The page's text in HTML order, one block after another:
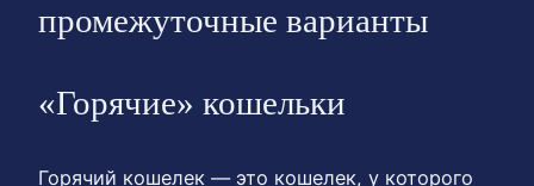
промежуточные варианты
«Горячие» кошельки
Горячий кошелек — это кошелек, у которого